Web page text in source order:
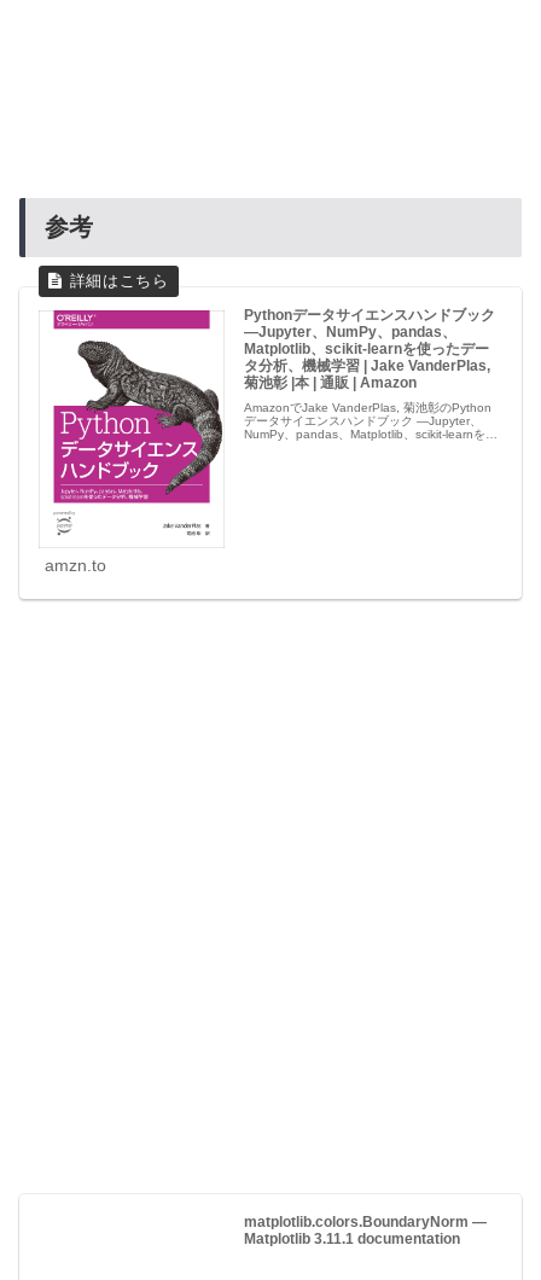
参考
Pythonデータサイエンスハンドブック
―Jupyter、NumPy、pandas、
Matplotlib、scikit-learnを使ったデー
タ分析、機械学習 | Jake VanderPlas,
菊池彰 |本 | 通販 | Amazon
AmazonでJake VanderPlas, 菊池彰のPython
データサイエンスハンドブック ―Jupyter、
NumPy、pandas、Matplotlib、scikit-learnを使
amzn.to
matplotlib.colors.BoundaryNorm —
Matplotlib 3.11.1 documentation